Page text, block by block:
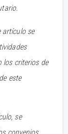
artículo se
los criterios de
de este
se